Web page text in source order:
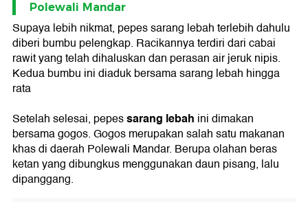
Polewali Mandar
Supaya lebih nikmat, pepes sarang lebah terlebih dahulu
diberi bumbu pelengkap. Racikannya terdiri dari cabai
rawit yang telah dihaluskan dan perasan air jeruk nipis.
Kedua bumbu ini diaduk bersama sarang lebah hingga
rata
Setelah selesai, pepessarang lebah ini dimakan
bersama gogos. Gogos merupakan salah satu makanan
khas di daerah Polewali Mandar. Berupa olahan beras
ketan yang dibungkus menggunakan daun pisang, lalu
dipanggang.